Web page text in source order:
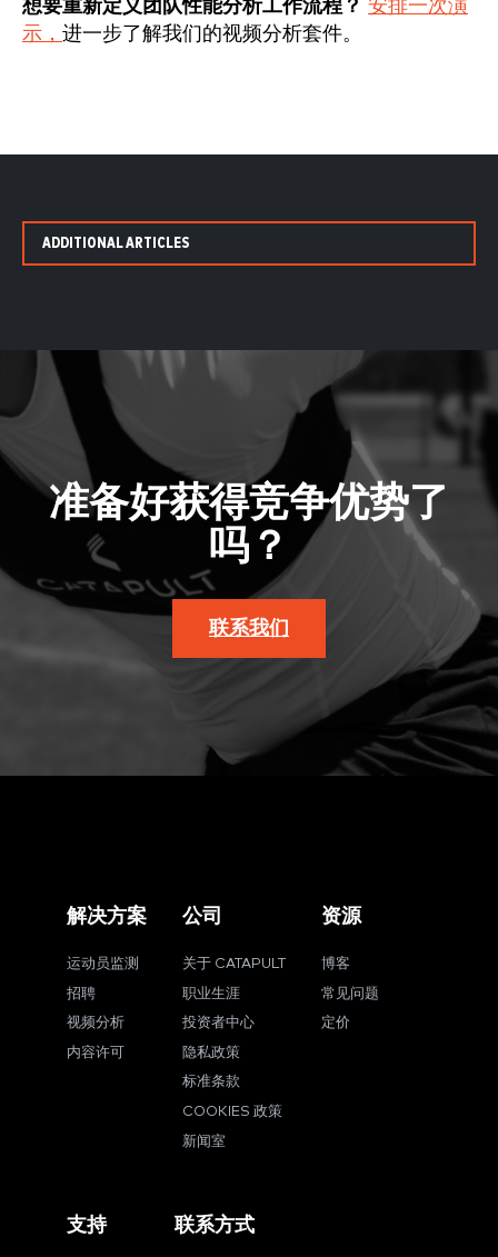
想要重新定义团队性能分析工作流程？ 安排一次演
示， 进一步了解我们的视频分析套件。
ADDITIONAL ARTICLES
准备好获得竞争优势了
吗？
联系我们
解决方案
运动员监测
招聘
视频分析
内容许可
公司
关于 CATAPULT
职业生涯
投资者中心
隐私政策
标准条款
COOKIES 政策
新闻室
资源
博客
常见问题
定价
支持 联系方式